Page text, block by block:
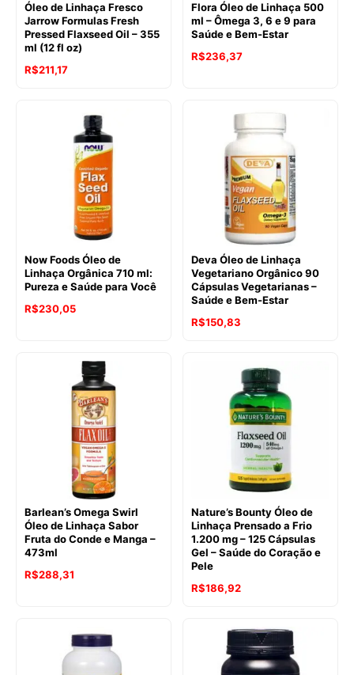
Óleo de Linhaça Fresco
Jarrow Formulas Fresh
Pressed Flaxseed Oil – 355
ml (12 fl oz)
R$211,17
Flora Óleo de Linhaça 500
ml – Ômega 3, 6 e 9 para
Saúde e Bem-Estar
R$236,37
Now Foods Óleo de
Linhaça Orgânica 710 ml:
Pureza e Saúde para Você
R$230,05
Deva Óleo de Linhaça
Vegetariano Orgânico 90
Cápsulas Vegetarianas –
Saúde e Bem-Estar
R$150,83
Barlean’s Omega Swirl
Óleo de Linhaça Sabor
Fruta do Conde e Manga –
473ml
R$288,31
Nature’s Bounty Óleo de
Linhaça Prensado a Frio
1.200 mg – 125 Cápsulas
Gel – Saúde do Coração e
Pele
R$186,92